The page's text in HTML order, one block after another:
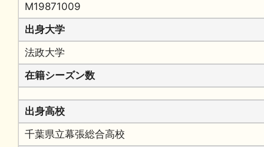
M19871009
出身大学
法政大学
在籍シーズン数
出身高校
千葉県立幕張総合高校